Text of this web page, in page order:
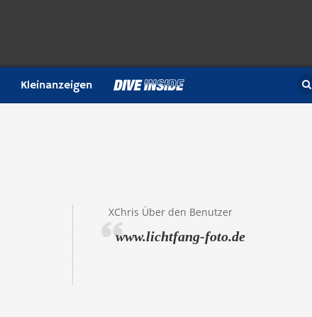
Kleinanzeigen 
XChris Über den Benutzer
www.lichtfang-foto.de